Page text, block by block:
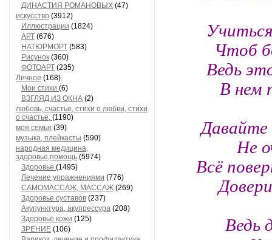
ДИНАСТИЯ РОМАНОВЫХ (47)
искусство (3912)
Иллюстрации (1824)
АРТ (676)
НАТЮРМОРТ (583)
Рисунок (360)
ФОТОАРТ (235)
Личное (168)
Мои стихи (6)
ВЗГЛЯД ИЗ ОКНА (2)
любовь, счастье, стихи о любви, стихи
о счастье, (1190)
моя семья (39)
музыка, плейкасты (590)
народная медицина,
здоровье,помощь (5974)
Здоровье (1495)
Лечение упражнениями (776)
САМОМАССАЖ, МАССАЖ (269)
Здоровье суставов (237)
Акупунктура, акупрессура (208)
Здоровье кожи (125)
ЗРЕНИЕ (106)
Чтоб
Ведь
В нем
Давайте
Не
Всё
Ведь